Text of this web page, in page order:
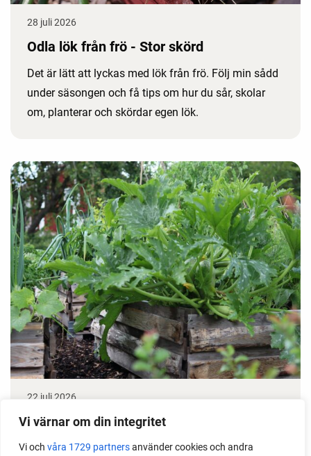
Vi värnar om din integritet
Vi och våra 1729 partnersanvänder cookies och andra
28 juli 2026
Odla lök från frö - Stor skörd
Det är lätt att lyckas med lök från frö. Följ min sådd
under säsongen och få tips om hur du sår, skolar
om, planterar och skördar egen lök.
22 juli 2026
Odla stora växter på liten plats
Med det här smarta knepet kan du odla också stora